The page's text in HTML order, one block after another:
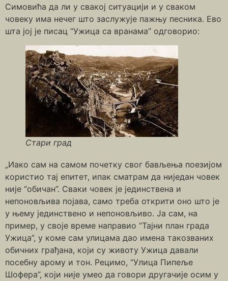
Симовића да ли у свакој ситуацији и у сваком
човеку има нечег што заслужује пажњу песника. Ево
шта јој је писац “Ужица са вранама” одговорио:
Стари град
„Иако сам на самом почетку свог бављења поезијом
користио тај епитет, ипак сматрам да ниједан човек
није “обичан”. Сваки човек је јединствена и
непоновљива појава, само треба открити оно што је
у њему јединствено и непоновљиво. Ја сам, на
пример, у своје време направио “Тајни план града
Ужица”, у коме сам улицама дао имена такозваних
обичних грађана, који су животу Ужица давали
посебну арому и тон. Рецимо, “Улица Пипеље
Шофера”, који није умео да говори другачије осим у